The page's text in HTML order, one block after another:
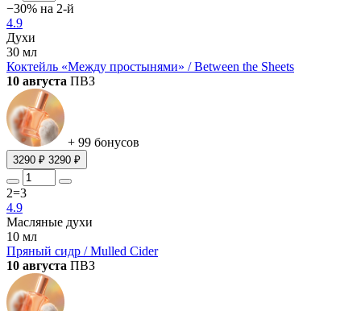
−30% на 2-й
4.9
Духи
30 мл
Коктейль «Между простынями» / Between the Sheets
10 августа ПВЗ
+ 99 бонусов
3290 ₽ 3290 ₽
2=3
4.9
Масляные духи
10 мл
Пряный сидр / Mulled Cider
10 августа ПВЗ